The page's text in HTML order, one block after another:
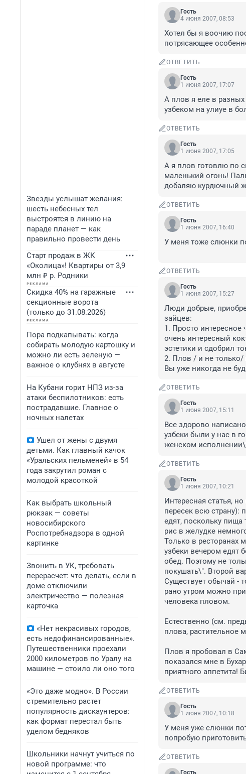
Звезды услышат желания:
шесть небесных тел
выстроятся в линию на
параде планет — как
правильно провести день
Старт продаж в ЖК
«Околица»! Квартиры от 3,9
млн ₽ р. Родники
Скидка 40% на гаражные
секционные ворота
(только до 31.08.2026)
Пора подкапывать: когда
собирать молодую картошку и
можно ли есть зеленую —
важное о клубнях в августе
На Кубани горит НПЗ из-за
атаки беспилотников: есть
пострадавшие. Главное о
ночных налетах
Ушел от жены с двумя
детьми. Как главный качок
«Уральских пельменей» в 54
года закрутил роман с
молодой красоткой
Как выбрать школьный
рюкзак — советы
новосибирского
Роспотребнадзора в одной
картинке
Звонить в УК, требовать
перерасчет: что делать, если в
доме отключили
электричество — полезная
карточка
«Нет некрасивых городов,
есть недофинансированные».
Путешественники проехали
2000 километров по Уралу на
машине — стоило ли оно того
«Это даже модно». В России
стремительно растет
популярность дискаунтеров:
как формат перестал быть
уделом бедняков
Школьники начнут учиться по
новой программе: что
Гость
4 июня 2007, 08:53
Хотел бы я воочию
потрясающее
ОТВЕТИТЬ
Гость
1 июня 2007, 17:07
А плов я еле в
узбеком на улиуе в
ОТВЕТИТЬ
Гость
1 июня 2007, 17:05
А я плов готовлю по
маленький огонь!
добаляю курдючный
ОТВЕТИТЬ
Гость
1 июня 2007, 16:40
У меня тоже слюнки
ОТВЕТИТЬ
Гость
1 июня 2007, 15:27
Люди добрые,
зайцев:
1. Просто интересное
очень интересный
эстетики и сдобрил
2. Плов / и не только/
Вы уже никогда не
ОТВЕТИТЬ
Гость
1 июня 2007, 15:11
Все здорово
узбеки были у нас в
женском
ОТВЕТИТЬ
Гость
1 июня 2007, 10:21
Интересная статья,
пересек всю страну):
едят, поскольку
рис в желудке
Только в ресторанах
узбеки вечером едят
обед. Поэтому не
покушать\". Второй
Существует обычай -
рано утром можно
человека пловом.
Естественно (см.
плова, растительное
Плов я пробовал в
показался мне в
приятного аппетита!
ОТВЕТИТЬ
Гость
1 июня 2007, 10:18
У меня уже слюнки
попробую
ОТВЕТИТЬ
Гость